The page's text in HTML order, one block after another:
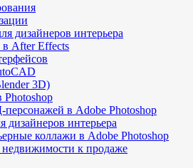
дизайнеров интерьера
After Effects
3D)
Photoshop
персонажей в Adobe Photoshop
дизайнеров интерьера
коллажи в Adobe Photoshop
к продаже